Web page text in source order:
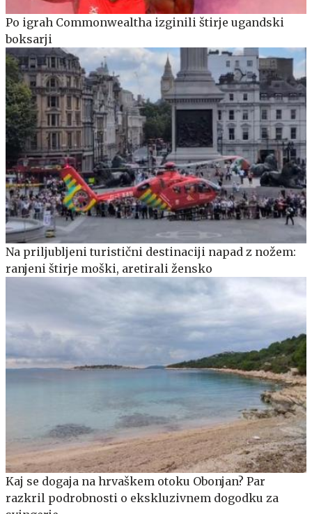
Po igrah Commonwealtha izginili štirje ugandski
boksarji
Na priljubljeni turistični destinaciji napad z nožem:
ranjeni štirje moški, aretirali žensko
Kaj se dogaja na hrvaškem otoku Obonjan? Par
razkril podrobnosti o ekskluzivnem dogodku za